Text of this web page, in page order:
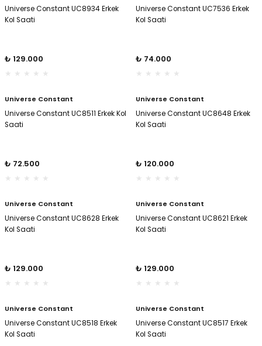
Universe Constant UC8934 Erkek
Kol Saati
₺ 129.000
Universe Constant UC7536 Erkek
Kol Saati
₺ 74.000
Universe Constant
Universe Constant UC8511 Erkek Kol
Saati
₺ 72.500
Universe Constant
Universe Constant UC8648 Erkek
Kol Saati
₺ 120.000
Universe Constant
Universe Constant UC8628 Erkek
Kol Saati
₺ 129.000
Universe Constant
Universe Constant UC8621 Erkek
Kol Saati
₺ 129.000
Universe Constant
Universe Constant UC8518 Erkek
Kol Saati
Universe Constant
Universe Constant UC8517 Erkek
Kol Saati